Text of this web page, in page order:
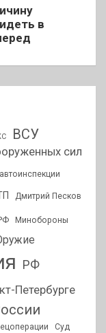
в
ВСУ
сил
Дмитрий Песков
Минобороны
РФ
Петербурге
Суд